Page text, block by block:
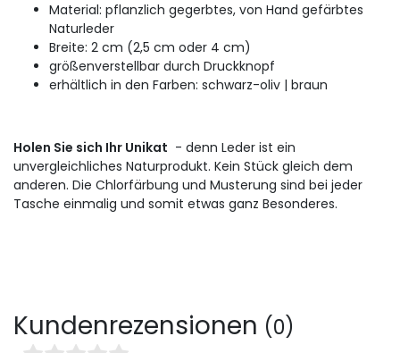
Material: pflanzlich gegerbtes, von Hand gefärbtes
Naturleder
Breite: 2 cm (2,5 cm oder 4 cm)
größenverstellbar durch Druckknopf
erhältlich in den Farben: schwarz-oliv | braun
Holen Sie sich Ihr Unikat - denn Leder ist ein
unvergleichliches Naturprodukt. Kein Stück gleich dem
anderen. Die Chlorfärbung und Musterung sind bei jeder
Tasche einmalig und somit etwas ganz Besonderes.
Kundenrezensionen (0)